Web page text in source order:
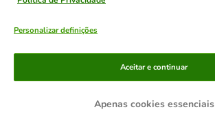
Métodos de pagamento
Transferência
Personalizar definições
Apenas cookies essenciais
Aceitar e continuar